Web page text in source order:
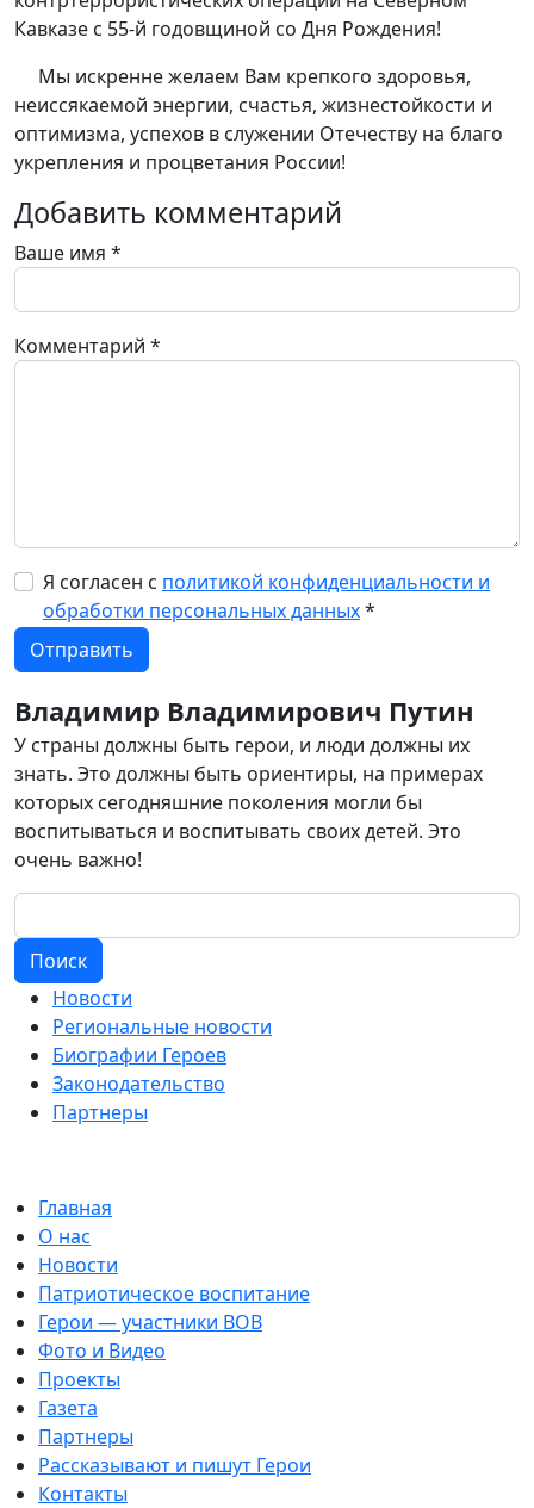
Кавказе с 55-й годовщиной со Дня Рождения!
Мы искренне желаем Вам крепкого здоровья,
неиссякаемой энергии, счастья, жизнестойкости и
оптимизма, успехов в служении Отечеству на благо
укрепления и процветания России!
Добавить комментарий
Ваше имя *
Комментарий *
Я согласен с политикой конфиденциальности и
обработки персональных данных*
Владимир Владимирович Путин
У страны должны быть герои, и люди должны их
знать. Это должны быть ориентиры, на примерах
которых сегодняшние поколения могли бы
воспитываться и воспитывать своих детей. Это
очень важно!
Поиск
Новости
Региональные новости
Биографии Героев
Законодательство
Партнеры
Главная
О нас
Новости
Патриотическое воспитание
Герои — участники ВОВ
Фото и Видео
Проекты
Газета
Партнеры
Рассказывают и пишут Герои
Контакты